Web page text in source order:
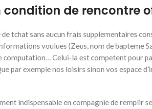
condition de rencontre
de tchat sans aucun frais supplementaires
voulues (Zeus, nom de bapteme
Celui-la est competent pour
par exemple nos loisirs sinon vos espace
indispensable en compagnie de remplir